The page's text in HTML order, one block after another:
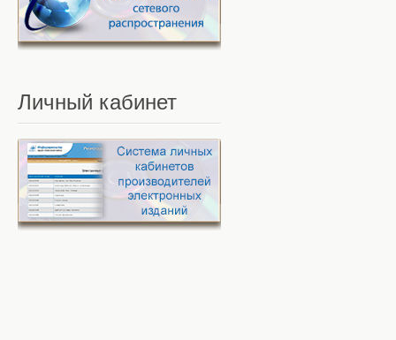
Личный кабинет